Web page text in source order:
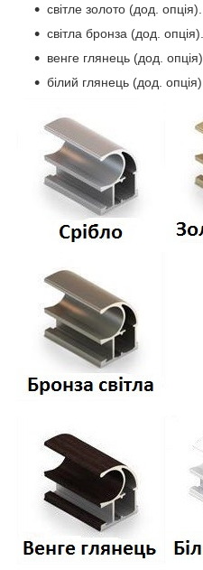
світле золото (дод. опція).
світла бронза (дод. опція).
венге глянець (дод. опція),
білий глянець (дод. опція).